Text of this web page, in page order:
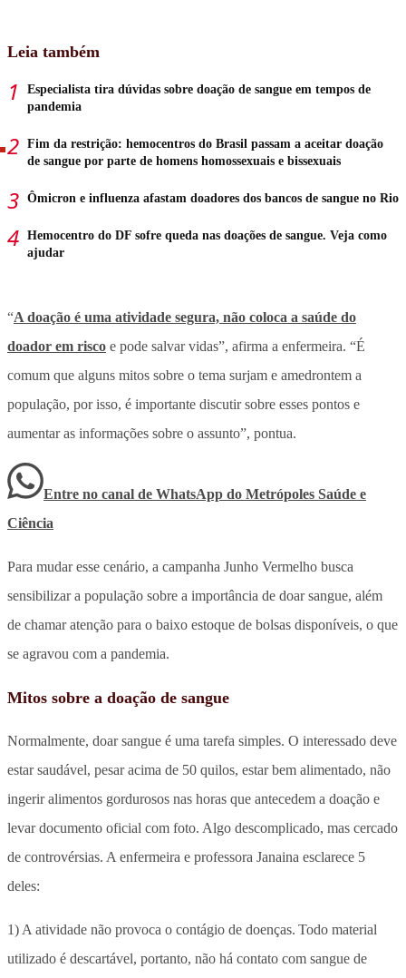
Leia também
Especialista tira dúvidas sobre doação de sangue em tempos de
pandemia
Fim da restrição: hemocentros do Brasil passam a aceitar doação
de sangue por parte de homens homossexuais e bissexuais
Ômicron e influenza afastam doadores dos bancos de sangue no Rio
Hemocentro do DF sofre queda nas doações de sangue. Veja como
ajudar
“A doação é uma atividade segura, não coloca a saúde do
doador em risco e pode salvar vidas”, afirma a enfermeira. “É
comum que alguns mitos sobre o tema surjam e amedrontem a
população, por isso, é importante discutir sobre esses pontos e
aumentar as informações sobre o assunto”, pontua.
Entre no canal de WhatsApp do Metrópoles Saúde e
Ciência
Para mudar esse cenário, a campanha Junho Vermelho busca
sensibilizar a população sobre a importância de doar sangue, além
de chamar atenção para o baixo estoque de bolsas disponíveis, o que
se agravou com a pandemia.
Mitos sobre a doação de sangue
Normalmente, doar sangue é uma tarefa simples. O interessado deve
estar saudável, pesar acima de 50 quilos, estar bem alimentado, não
ingerir alimentos gordurosos nas horas que antecedem a doação e
levar documento oficial com foto. Algo descomplicado, mas cercado
de controvérsias. A enfermeira e professora Janaina esclarece 5
deles:
1) A atividade não provoca o contágio de doenças. Todo material
utilizado é descartável, portanto, não há contato com sangue de